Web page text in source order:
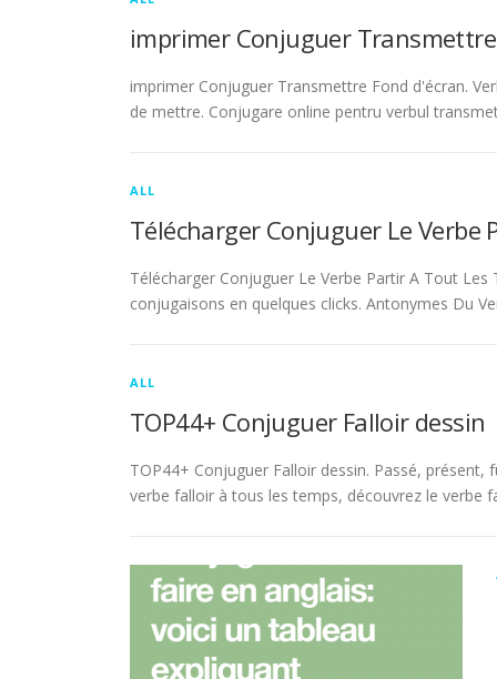
imprimer Conjuguer
imprimer Conjuguer Transmettre Fond d'écran.
de mettre. Conjugare online pentru verbul
ALL
Télécharger Conjuguer Le Verbe
Télécharger Conjuguer Le Verbe Partir A Tout
conjugaisons en quelques clicks. Antonymes Du
ALL
TOP44+ Conjuguer Falloir dessin
TOP44+ Conjuguer Falloir dessin. Passé,
verbe falloir à tous les temps, découvrez le verbe